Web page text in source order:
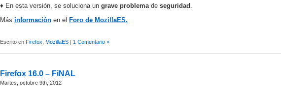
♦ En esta versión, se soluciona un grave problemade seguridad .
Más información en el Foro de MozillaES.
Escrito en Firefox MozillaES | 1 Comentario »
Firefox 16.0 – FiNAL
Martes, octubre 9th, 2012